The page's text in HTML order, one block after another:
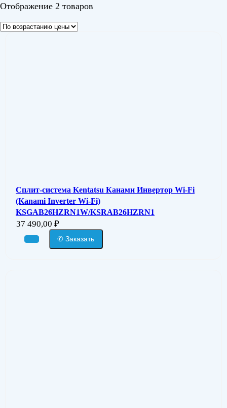
Отображение 2 товаров
Сплит-система Kentatsu Канами Инвертор Wi-Fi
(Kanami Inverter Wi-Fi)
KSGAB26HZRN1W/KSRAB26HZRN1
37 490,00 ₽
✆ Заказать